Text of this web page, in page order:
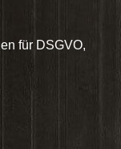
für DSGVO,